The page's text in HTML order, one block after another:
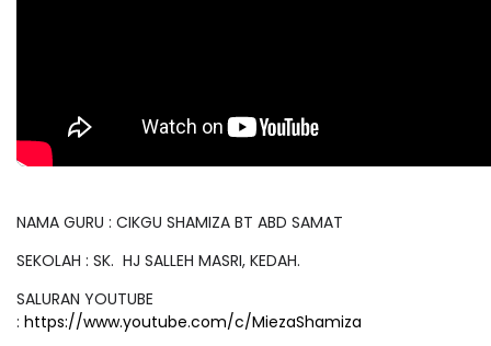
NAMA GURU : CIKGU SHAMIZA BT ABD SAMAT
SEKOLAH : SK. HJ SALLEH MASRI, KEDAH.
SALURAN YOUTUBE
: https://www.youtube.com/c/MiezaShamiza